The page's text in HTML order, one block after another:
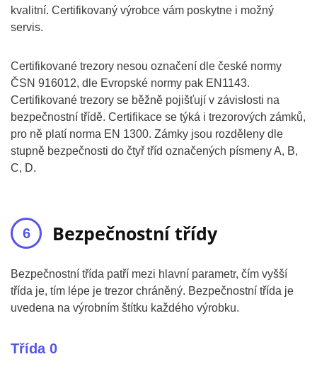
kvalitní. Certifikovaný výrobce vám poskytne i možný
servis.
Certifikované trezory nesou označení dle české normy
ČSN 916012, dle Evropské normy pak EN1143.
Certifikované trezory se běžně pojišťují v závislosti na
bezpečnostní třídě. Certifikace se týká i trezorových zámků,
pro ně platí norma EN 1300. Zámky jsou rozděleny dle
stupně bezpečnosti do čtyř tříd označených písmeny A, B,
C, D.
Bezpečnostní třídy
Bezpečnostní třída patří mezi hlavní parametr, čím vyšší
třída je, tím lépe je trezor chráněný. Bezpečnostní třída je
uvedena na výrobním štítku každého výrobku.
Třída 0